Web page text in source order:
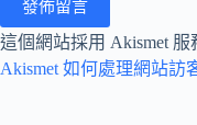
發佈留言
這個網站採用 Akismet 服
Akismet 如何處理網站訪